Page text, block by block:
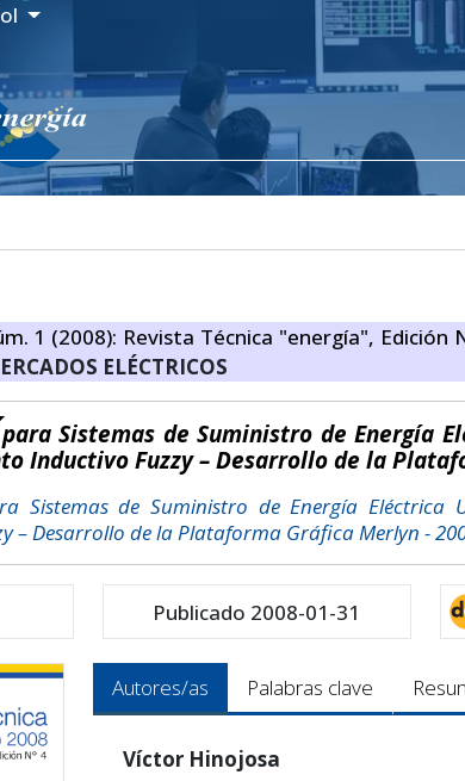
1 (2008): Revista Técnica "energía", Edición
ELÉCTRICOS
Sistemas de Suministro de Energía
Inductivo Fuzzy – Desarrollo de la
Sistemas de Suministro de Energía Eléctrica
– Desarrollo de la Plataforma Gráfica Merlyn -
Publicado 2008-01-31
Autores/as Palabras clave
Víctor Hinojosa